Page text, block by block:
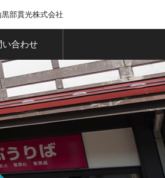
い合わせ
黒部貫光株式会社